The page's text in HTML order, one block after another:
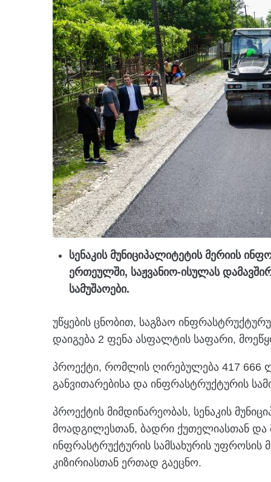
სენაკის მუნიციპალიტეტის მერიის
ერთეულში, საჟვანიო-ისულას
სამუშაოები.
უწყების ცნობით, საგზაო
დაიგება 2 ფენა ასფალტის საფარი,
პროექტი, რომლის ღირებულება 417 666
განვითარებისა და ინფრასტრუქტურის
პროექტის მიმდინარეობას, სენაკის
მოადგილესთან, ბადრი ქუთელიასთან და
ინფრასტრუქტურის სამსახურის
კიზირიასთან ერთად გაეცნო.